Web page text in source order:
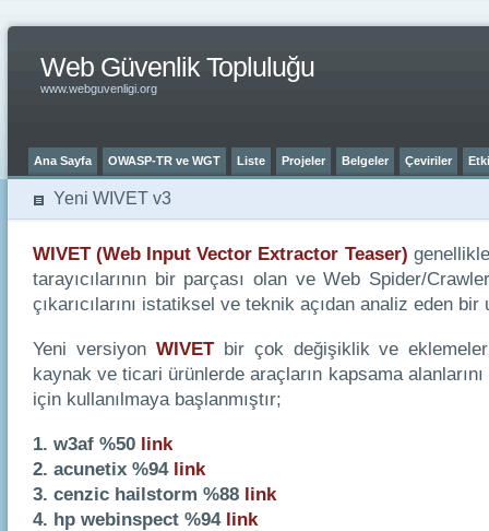
Web Güvenlik Topluluğu
www.webguvenligi.org
Ana Sayfa OWASP-TR ve WGT Liste Projeler Belgeler Çeviriler
Yeni WIVET v3
WIVET (Web Input Vector Extractor Teaser)
tarayıcılarının bir parçası olan ve Web Spider/
çıkarıcılarını istatiksel ve teknik açıdan analiz eden bir
Yeni versiyon WIVETbir çok değişiklik ve
kaynak ve ticari ürünlerde araçların kapsama
için kullanılmaya başlanmıştır;
1. w3af %50 link
2. acunetix %94 link
3. cenzic hailstorm %88 link
4. hp webinspect %94 link